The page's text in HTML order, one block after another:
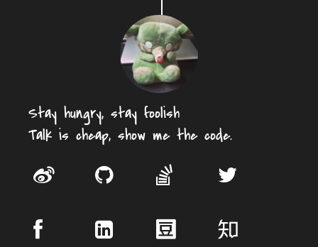
Stay hungry, stay foolish
Talk is cheap, show me the code.